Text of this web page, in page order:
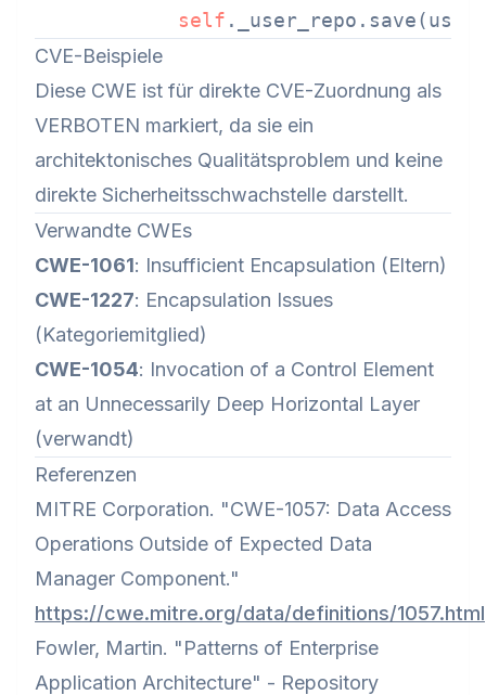
self
CVE-Beispiele
Diese CWE ist für direkte CVE-Zuordnung als
VERBOTEN markiert, da sie ein
architektonisches Qualitätsproblem und keine
direkte Sicherheitsschwachstelle darstellt.
Verwandte CWEs
CWE-1061: Insufficient Encapsulation (Eltern)
CWE-1227: Encapsulation Issues
(Kategoriemitglied)
CWE-1054: Invocation of a Control Element
at an Unnecessarily Deep Horizontal Layer
(verwandt)
Referenzen
MITRE Corporation. "CWE-1057: Data Access
Operations Outside of Expected Data
Manager Component."
https://cwe.mitre.org/data/definitions/1057.html
Fowler, Martin. "Patterns of Enterprise
Application Architecture" - Repository